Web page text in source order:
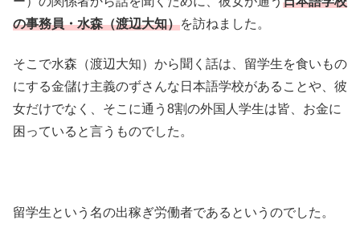
の事務員・水森（渡辺大知）を訪ねました。
そこで水森（渡辺大知）から聞く話は、留学生を食いもの
にする金儲け主義のずさんな日本語学校があることや、彼
女だけでなく、そこに通う8割の外国人学生は皆、お金に
困っていると言うものでした。
留学生という名の出稼ぎ労働者であるというのでした。